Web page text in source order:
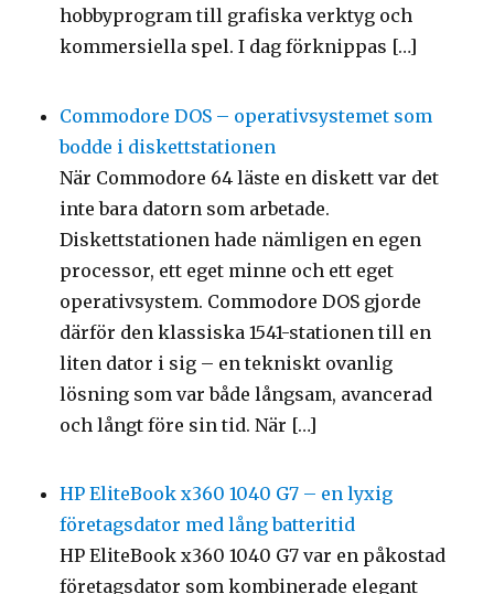
hobbyprogram till grafiska verktyg och
kommersiella spel. I dag förknippas […]
Commodore DOS – operativsystemet som
bodde i diskettstationen
När Commodore 64 läste en diskett var det
inte bara datorn som arbetade.
Diskettstationen hade nämligen en egen
processor, ett eget minne och ett eget
operativsystem. Commodore DOS gjorde
därför den klassiska 1541-stationen till en
liten dator i sig – en tekniskt ovanlig
lösning som var både långsam, avancerad
och långt före sin tid. När […]
HP EliteBook x360 1040 G7 – en lyxig
företagsdator med lång batteritid
HP EliteBook x360 1040 G7 var en påkostad
företagsdator som kombinerade elegant